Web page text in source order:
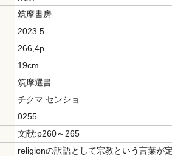
筑摩書房
2023.5
266,4p
19cm
筑摩選書
チクマ センショ
0255
文献:p260～265
religionの訳語として宗教という言葉が